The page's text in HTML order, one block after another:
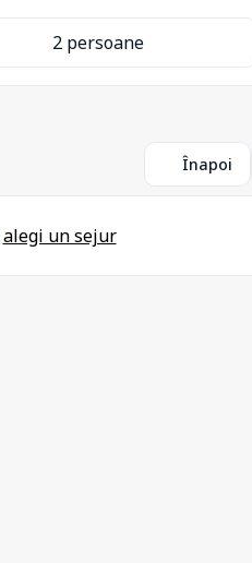
2 persoane
Înapoi
alegi un sejur